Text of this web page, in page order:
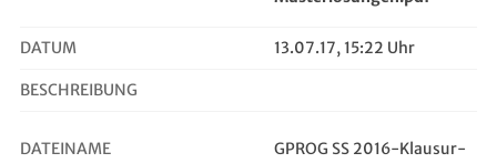
DATUM 13.07.17, 15:22 Uhr
BESCHREIBUNG
DATEINAME
GPROG SS 2016-Klausur-